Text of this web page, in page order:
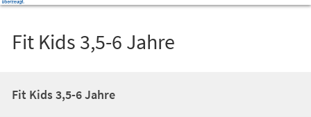
Fit Kids 3,5-6 Jahre
Fit Kids 3,5-6 Jahre